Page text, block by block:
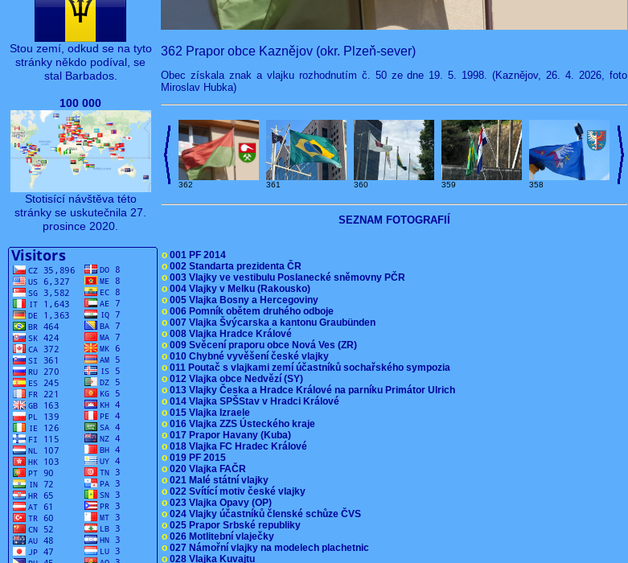
Stou zemí, odkud se na tyto
stránky někdo podíval, se
stal Barbados.
100 000
Stotisící návštěva této
stránky se uskutečnila 27.
prosince 2020.
362 Prapor obce Kaznějov (okr. Plzeň-sever)
Obec získala znak a vlajku rozhodnutím č. 50 ze dne 19. 5. 1998. (Kaznějov, 26. 4. 2026, foto
Miroslav Hubka)
362 361 360 359 358
SEZNAM FOTOGRAFIÍ
o 001 PF 2014
o 002 Standarta prezidenta ČR
o 003 Vlajky ve vestibulu Poslanecké sněmovny PČR
o 004 Vlajky v Melku (Rakousko)
o 005 Vlajka Bosny a Hercegoviny
o 006 Pomník obětem druhého odboje
o 007 Vlajka Švýcarska a kantonu Graubünden
o 008 Vlajka Hradce Králové
o 009 Svěcení praporu obce Nová Ves (ZR)
o 010 Chybné vyvěšení české vlajky
o 011 Poutač s vlajkami zemí účastníků sochařského sympozia
o 012 Vlajka obce Nedvězí (SY)
o 013 Vlajky Česka a Hradce Králové na parníku Primátor Ulrich
o 014 Vlajka SPŠStav v Hradci Králové
o 015 Vlajka Izraele
o 016 Vlajka ZZS Ústeckého kraje
o 017 Prapor Havany (Kuba)
o 018 Vlajka FC Hradec Králové
o 019 PF 2015
o 020 Vlajka FAČR
o 021 Malé státní vlajky
o 022 Svítící motiv české vlajky
o 023 Vlajka Opavy (OP)
o 024 Vlajky účastníků členské schůze ČVS
o 025 Prapor Srbské republiky
o 026 Motlitební vlaječky
o 027 Námořní vlajky na modelech plachetnic
o 028 Vlajka Kuvajtu